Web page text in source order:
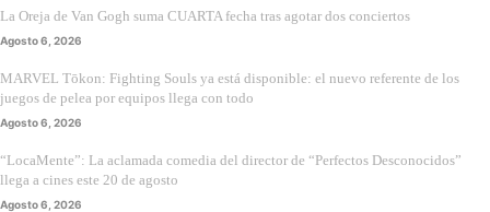
La Oreja de Van Gogh suma CUARTA fecha tras agotar dos conciertos
Agosto 6, 2026
MARVEL Tōkon: Fighting Souls ya está disponible: el nuevo referente de los
juegos de pelea por equipos llega con todo
Agosto 6, 2026
“LocaMente”: La aclamada comedia del director de “Perfectos Desconocidos”
llega a cines este 20 de agosto
Agosto 6, 2026